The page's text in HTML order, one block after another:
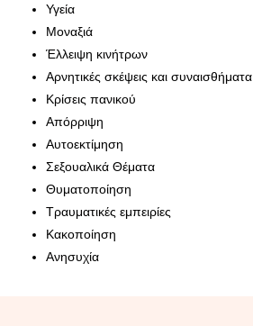
Υγεία
Μοναξιά
Έλλειψη κινήτρων
Αρνητικές σκέψεις και συναισθήματα
Κρίσεις πανικού
Απόρριψη
Αυτοεκτίμηση
Σεξουαλικά Θέματα
Θυματοποίηση
Τραυματικές εμπειρίες
Κακοποίηση
Ανησυχία